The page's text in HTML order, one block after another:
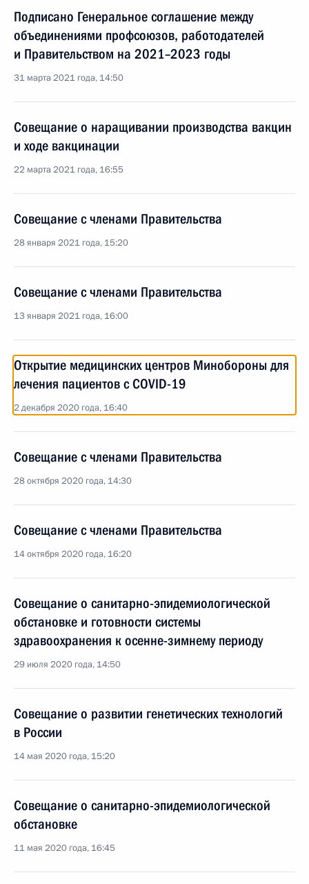
Подписано Генеральное соглашение между
объединениями профсоюзов, работодателей
и Правительством на 2021–2023 годы
31 марта 2021 года, 14:50
Совещание о наращивании производства вакцин
и ходе вакцинации
22 марта 2021 года, 16:55
Совещание с членами Правительства
28 января 2021 года, 15:20
Совещание с членами Правительства
13 января 2021 года, 16:00
Открытие медицинских центров Минобороны для
лечения пациентов с COVID-19
2 декабря 2020 года, 16:40
Совещание с членами Правительства
28 октября 2020 года, 14:30
Совещание с членами Правительства
14 октября 2020 года, 16:20
Совещание о санитарно-эпидемиологической
обстановке и готовности системы
здравоохранения к осенне-зимнему периоду
29 июля 2020 года, 14:50
Совещание о развитии генетических технологий
в России
14 мая 2020 года, 15:20
Совещание о санитарно-эпидемиологической
обстановке
11 мая 2020 года, 16:45